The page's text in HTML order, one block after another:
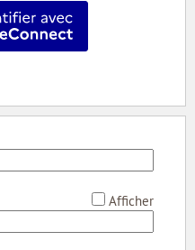
S’identifier avec FranceConnect
Afficher